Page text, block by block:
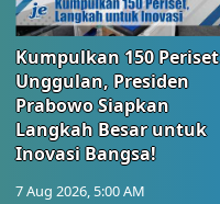
Kumpulkan 150 Periset
Unggulan, Presiden
Prabowo Siapkan
Langkah Besar untuk
Inovasi Bangsa!
7 Aug 2026, 5:00 AM